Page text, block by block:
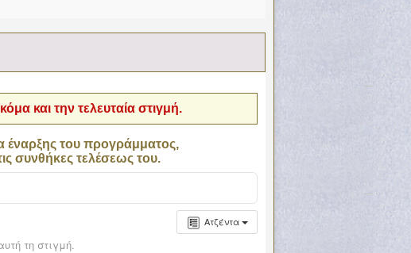
και την τελευταία στιγμή.
του προγράμματος,
συνθήκες τελέσεως του.
Ατζέντα
τη στιγμή.